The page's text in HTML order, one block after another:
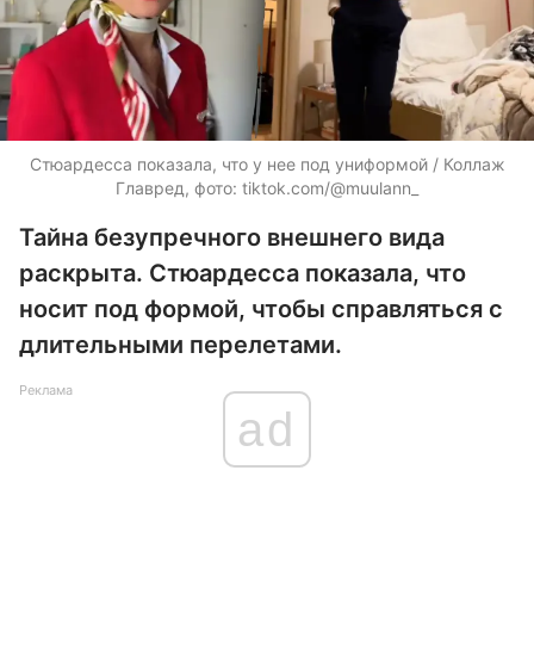
Стюардесса показала, что у нее под униформой / Коллаж
Главред, фото: tiktok.com/@muulann_
Тайна безупречного внешнего вида
раскрыта. Стюардесса показала, что
носит под формой, чтобы справляться с
длительными перелетами.
Реклама
ad